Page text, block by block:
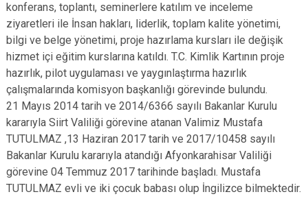
konferans, toplantı, seminerlere katılım ve inceleme
ziyaretleri ile İnsan hakları, liderlik, toplam kalite yönetimi,
bilgi ve belge yönetimi, proje hazırlama kursları ile değişik
hizmet içi eğitim kurslarına katıldı. T.C. Kimlik Kartının proje
hazırlık, pilot uygulaması ve yaygınlaştırma hazırlık
çalışmalarında komisyon başkanlığı görevinde bulundu.
21 Mayıs 2014 tarih ve 2014/6366 sayılı Bakanlar Kurulu
kararıyla Siirt Valiliği görevine atanan Valimiz Mustafa
TUTULMAZ ,13 Haziran 2017 tarih ve 2017/10458 sayılı
Bakanlar Kurulu kararıyla atandığı Afyonkarahisar Valiliği
görevine 04 Temmuz 2017 tarihinde başladı. Mustafa
TUTULMAZ evli ve iki çocuk babası olup İngilizce bilmektedir.